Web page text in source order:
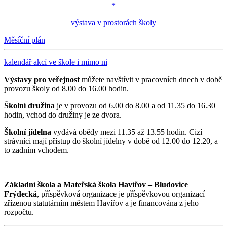
*
výstava v prostorách školy
Měsíční plán
kalendář akcí ve škole i mimo ni
Výstavy pro veřejnost můžete navštívit v pracovních dnech v době
provozu školy od 8.00 do 16.00 hodin.
Školní družina je v provozu od 6.00 do 8.00 a od 11.35 do 16.30
hodin, vchod do družiny je ze dvora.
Školní jídelna vydává obědy mezi 11.35 až 13.55 hodin. Cizí
strávníci mají přístup do školní jídelny v době od 12.00 do 12.20, a
to zadním vchodem.
Základní škola a Mateřská škola Havířov – Bludovice
Frýdecká, příspěvková organizace je příspěvkovou organizací
zřízenou statutárním městem Havířov a je financována z jeho
rozpočtu.